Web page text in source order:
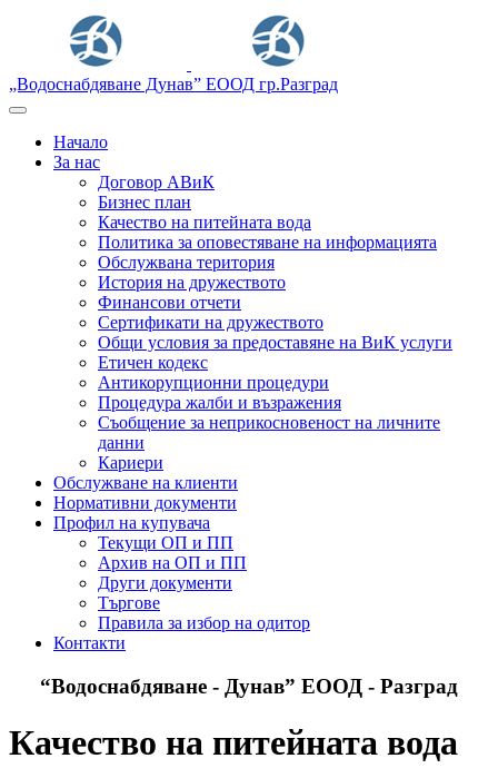
„Водоснабдяване Дунав” ЕООД гр.Разград
Начало
За нас
Договор АВиК
Бизнес план
Качество на питейната вода
Политика за оповестяване на информацията
Обслужвана територия
История на дружеството
Финансови отчети
Сертификати на дружеството
Общи условия за предоставяне на ВиК услуги
Етичен кодекс
Антикорупционни процедури
Процедура жалби и възражения
Съобщение за неприкосновеност на личните
данни
Кариери
Обслужване на клиенти
Нормативни документи
Профил на купувача
Текущи ОП и ПП
Архив на ОП и ПП
Други документи
Търгове
Правила за избор на одитор
Контакти
“Водоснабдяване - Дунав” ЕООД - Разград
Качество на питейната вода